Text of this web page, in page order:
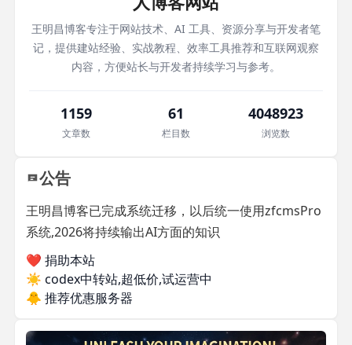
王明昌博客专注于网站技术、AI 工具、资源分享与开发者笔
记，提供建站经验、实战教程、效率工具推荐和互联网观察
内容，方便站长与开发者持续学习与参考。
1159
文章数
61
栏目数
4048923
浏览数
公告
王明昌博客已完成系统迁移，以后统一使用zfcmsPro
系统,2026将持续输出AI方面的知识
❤️ 捐助本站
☀️ codex中转站,超低价,试运营中
🐥 推荐优惠服务器